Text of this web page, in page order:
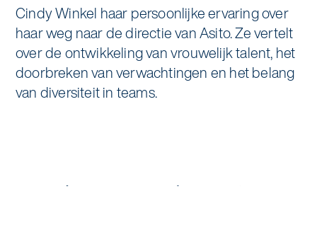
One Go
Zorgondersteuning
Vloermeester van One Go
Zakelijk
Zorg
Artikelen
Kennisbank
Contact
Cindy Winkel haar persoonlijke ervaring over
haar weg naar de directie van Asito. Ze vertelt
over de ontwikkeling van vrouwelijk talent, het
doorbreken van verwachtingen en het belang
van diversiteit in teams.